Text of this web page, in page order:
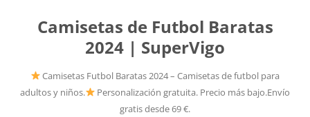
Camisetas de Futbol Baratas
2024 | SuperVigo
Camisetas Futbol Baratas 2024 – Camisetas de futbol para
adultos y niños.
Personalización gratuita. Precio más bajo.Envío
gratis desde 69 €.